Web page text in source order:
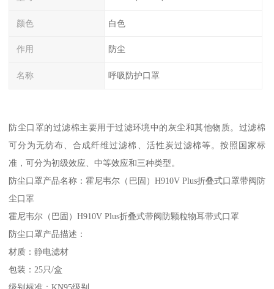
颜色 白色
作用 防尘
名称 呼吸防护口罩
防尘口罩的过滤棉主要用于过滤环境中的灰尘和其他物质。过滤棉
可分为无纺布、合成纤维过滤棉、活性炭过滤棉等。按照国家标
准，可分为初级效应、中等效应和三种类型。
防尘口罩产品名称：霍尼韦尔（巴固）H910V Plus折叠式口罩带阀防
尘口罩
霍尼韦尔（巴固）H910V Plus折叠式带阀防颗粒物耳带式口罩
防尘口罩产品描述：
材质：静电滤材
包装：25只/盒